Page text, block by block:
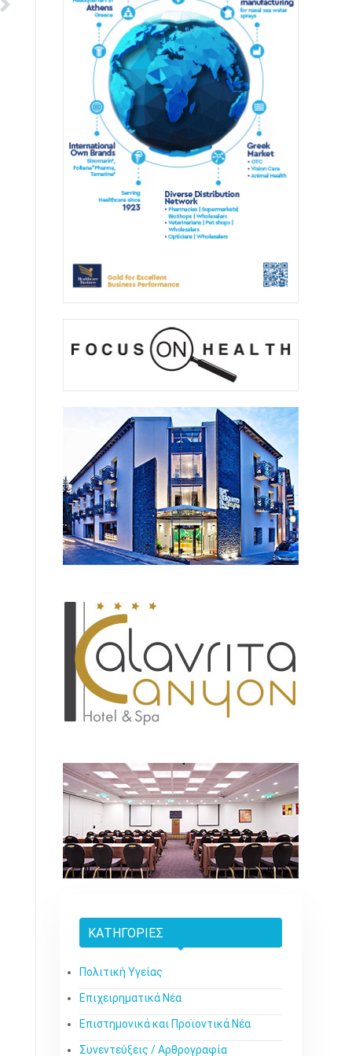
ΚΑΤΗΓΟΡΊΕΣ
Πολιτική Υγείας
Επιχειρηματικά Νέα
Επιστημονικά και Προϊοντικά Νέα
Συνεντεύξεις / Αρθρογραφία